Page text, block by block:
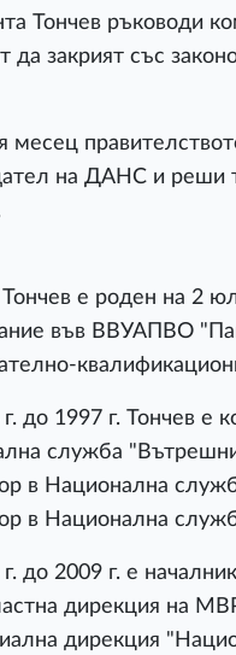
Тончев ръководи
да закрият със
месец
на ДАНС и реши
е роден на 2
във ВВУАПВО
до 1997 г. Тончев е
служба
в Национална
в Национална
до 2009 г. е
дирекция на
дирекция